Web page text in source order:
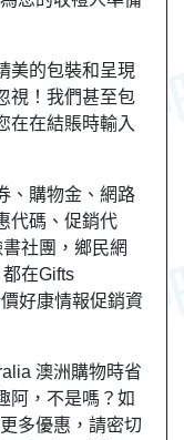
美的包裝和呈現
視！我們甚至包
在在結賬時輸入
、購物金、網路
代碼、促銷代
社團，鄉民網
在Gifts
好康情報促銷資
澳洲購物時省
阿，不是嗎？如
多優惠，請密切